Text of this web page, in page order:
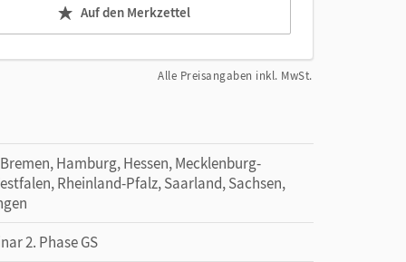
Auf den Merkzettel
Alle Preisangaben inkl. MwSt.
Hamburg, Hessen, Mecklenburg-
Rheinland-Pfalz, Saarland, Sachsen,
2. Phase GS